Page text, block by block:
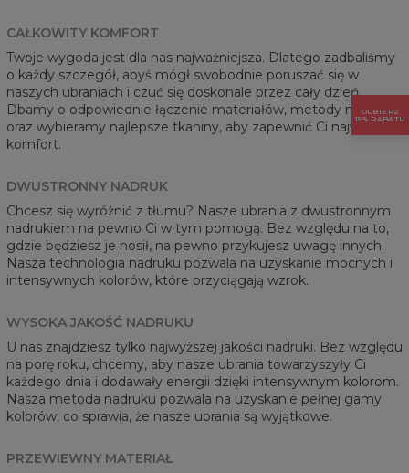
CAŁKOWITY KOMFORT
Twoje wygoda jest dla nas najważniejsza. Dlatego zadbaliśmy
o każdy szczegół, abyś mógł swobodnie poruszać się w
naszych ubraniach i czuć się doskonale przez cały dzień.
Dbamy o odpowiednie łączenie materiałów, metody nadruku
oraz wybieramy najlepsze tkaniny, aby zapewnić Ci najwyższy
komfort.
DWUSTRONNY NADRUK
Chcesz się wyróżnić z tłumu? Nasze ubrania z dwustronnym
nadrukiem na pewno Ci w tym pomogą. Bez względu na to,
gdzie będziesz je nosił, na pewno przykujesz uwagę innych.
Nasza technologia nadruku pozwala na uzyskanie mocnych i
intensywnych kolorów, które przyciągają wzrok.
WYSOKA JAKOŚĆ NADRUKU
U nas znajdziesz tylko najwyższej jakości nadruki. Bez względu
na porę roku, chcemy, aby nasze ubrania towarzyszyły Ci
każdego dnia i dodawały energii dzięki intensywnym kolorom.
Nasza metoda nadruku pozwala na uzyskanie pełnej gamy
kolorów, co sprawia, że nasze ubrania są wyjątkowe.
PRZEWIEWNY MATERIAŁ
ODBIERZ
15% RABATU